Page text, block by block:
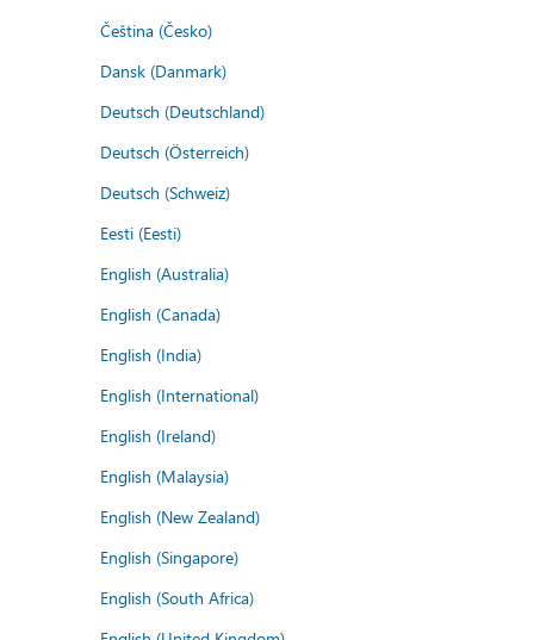
Čeština (Česko)
Dansk (Danmark)
Deutsch (Deutschland)
Deutsch (Österreich)
Deutsch (Schweiz)
Eesti (Eesti)
English (Australia)
English (Canada)
English (India)
English (International)
English (Ireland)
English (Malaysia)
English (New Zealand)
English (Singapore)
English (South Africa)